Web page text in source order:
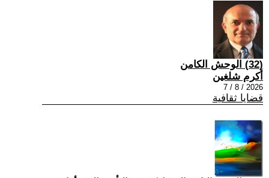
(32) الوحش الكامن
أكرم شلغين
2026 / 8 / 7
قضايا ثقافية